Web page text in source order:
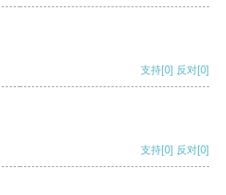
支持[0] 反对[0]
支持[0] 反对[0]